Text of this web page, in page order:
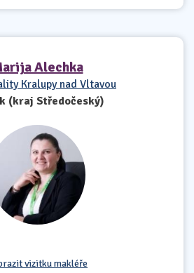
Alechka
Kralupy nad Vltavou
(kraj Středočeský)
vizitku makléře